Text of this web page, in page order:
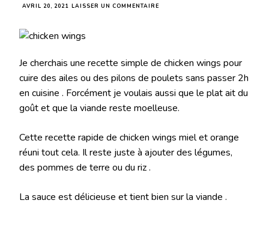
AVRIL 20, 2021 LAISSER UN COMMENTAIRE
Je cherchais une recette simple de chicken wings pour
cuire des ailes ou des pilons de poulets sans passer 2h
en cuisine . Forcément je voulais aussi que le plat ait du
goût et que la viande reste moelleuse.
Cette recette rapide de chicken wings miel et orange
réuni tout cela. Il reste juste à ajouter des légumes,
des pommes de terre ou du riz .
La sauce est délicieuse et tient bien sur la viande .